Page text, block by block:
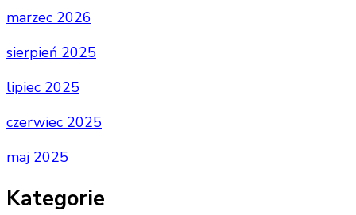
marzec 2026
sierpień 2025
lipiec 2025
czerwiec 2025
maj 2025
Kategorie